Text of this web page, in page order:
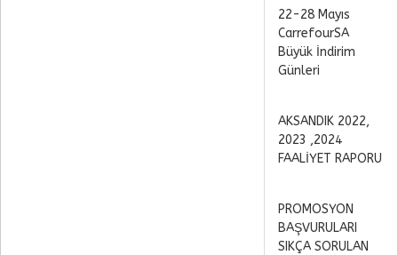
22-28 Mayıs
CarrefourSA
Büyük İndirim
Günleri
AKSANDIK 2022,
2023 ,2024
FAALİYET RAPORU
PROMOSYON
BAŞVURULARI
SIKÇA SORULAN